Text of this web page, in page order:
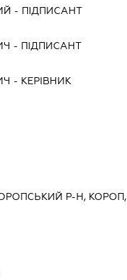
- ПІДПИСАНТ
- ПІДПИСАНТ
- КЕРІВНИК
Р-Н, КОРОП,